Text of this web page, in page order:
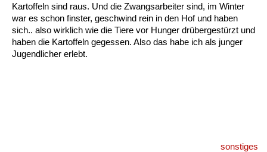
Frauen, Mütter, Kinder
Versorgung
Kartoffeln sind raus. Und die Zwangsarbeiter sind, im Winter
war es schon finster, geschwind rein in den Hof und haben
sich.. also wirklich wie die Tiere vor Hunger drübergestürzt und
haben die Kartoffeln gegessen. Also das habe ich als junger
Jugendlicher erlebt.
sonstiges